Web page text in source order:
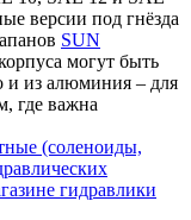
версии под гнёзда
SUN
могут быть
и из алюминия – для
где важна
(соленоиды,
гидравлики